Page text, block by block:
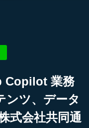
Copilot 業務
ンツ、データ
式会社共同通